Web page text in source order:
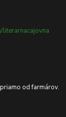
od farmárov.